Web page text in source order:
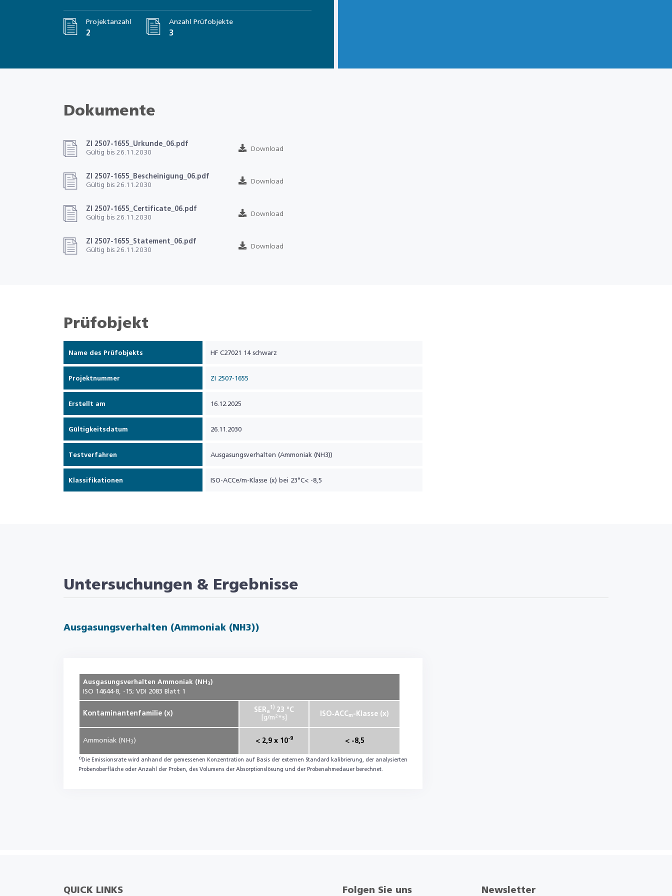
Projektanzahl
2
Anzahl Prüfobjekte
3
Dokumente
ZI 2507-1655_Urkunde_06.pdf
Gültig bis 26.11.2030
Download
ZI 2507-1655_Bescheinigung_06.pdf
Gültig bis 26.11.2030
Download
ZI 2507-1655_Certificate_06.pdf
Gültig bis 26.11.2030
Download
ZI 2507-1655_Statement_06.pdf
Gültig bis 26.11.2030
Download
Prüfobjekt
Name des Prüfobjekts HF C27021 14 schwarz
Projektnummer ZI 2507-1655
Erstellt am 16.12.2025
Gültigkeitsdatum 26.11.2030
Testverfahren Ausgasungsverhalten (Ammoniak (NH3))
Klassifikationen ISO-ACCe/m-Klasse (x) bei 23°C< -8,5
Untersuchungen & Ergebnisse
Ausgasungsverhalten (Ammoniak (NH3))
Ausgasungsverhalten Ammoniak (NH3)
ISO 14644-8, -15; VDI 2083 Blatt 1
Kontaminantenfamilie (x) SER a
1) 23 °C
[g/m²*s]
ISO‑ACC m -Klasse (x)
Ammoniak (NH3 ) < 2,9 x 10-9 < -8,5
1) Die Emissionsrate wird anhand der gemessenen Konzentration auf Basis der externen Standard kalibrierung, der analysierten
Probenoberfläche oder Anzahl der Proben, des Volumens der Absorptionslösung und der Probenahmedauer berechnet.
QUICK LINKS Folgen Sie uns Newsletter